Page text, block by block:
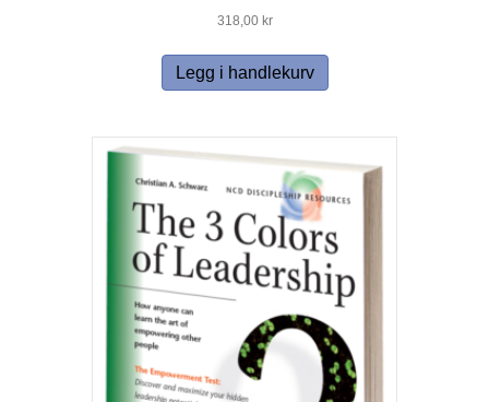
318,00 kr
Legg i handlekurv